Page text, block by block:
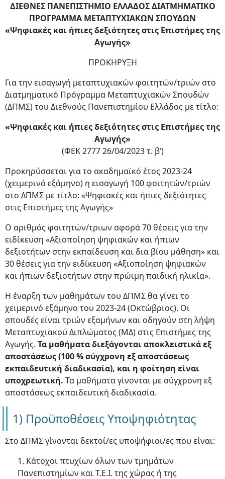
ΔΙΕΘΝΕΣ ΠΑΝΕΠΙΣΤΗΜΙΟ ΕΛΛΑΔΟΣ ΔΙΑΤΜΗΜΑΤΙΚΟ
ΠΡΟΓΡΑΜΜΑ ΜΕΤΑΠΤΥΧΙΑΚΩΝ ΣΠΟΥΔΩΝ
«Ψηφιακές και ήπιες δεξιότητες στις Επιστήμες της
Αγωγής»
ΠΡΟΚΗΡΥΞΗ
Για την εισαγωγή μεταπτυχιακών φοιτητών/τριών στο
Διατμηματικό Πρόγραμμα Μεταπτυχιακών Σπουδών
(ΔΠΜΣ) του Διεθνούς Πανεπιστημίου Ελλάδος με τίτλο:
«Ψηφιακές και ήπιες δεξιότητες στις Επιστήμες της
Αγωγής»
(ΦΕΚ 2777 26/04/2023 τ. β’)
Προκηρύσσεται για το ακαδημαϊκό έτος 2023-24
(χειμερινό εξάμηνο) η εισαγωγή 100 φοιτητών/τριών
στο ΔΠΜΣ με τίτλο: «Ψηφιακές και ήπιες δεξιότητες
στις Επιστήμες της Αγωγής»
Ο αριθμός φοιτητών/τριων αφορά 70 θέσεις για την
ειδίκευση «Αξιοποίηση ψηφιακών και ήπιων
δεξιοτήτων στην εκπαίδευση και δια βίου μάθηση» και
30 θέσεις για την ειδίκευση «Αξιοποίηση ψηφιακών
και ήπιων δεξιοτήτων στην πρώιμη παιδική ηλικία».
Η έναρξη των μαθημάτων του ΔΠΜΣ θα γίνει το
χειμερινό εξάμηνο του 2023-24 (Οκτώβριος). Οι
σπουδές είναι τριών εξαμήνων και οδηγούν στη λήψη
Μεταπτυχιακού Διπλώματος (ΜΔ) στις Επιστήμες της
Αγωγής. Τα μαθήματα διεξάγονται αποκλειστικά εξ
αποστάσεως (100 % σύγχρονη εξ αποστάσεως
εκπαιδευτική διαδικασία), και η φοίτηση είναι
υποχρεωτική. Τα μαθήματα γίνονται με σύγχρονη εξ
αποστάσεως εκπαιδευτική διαδικασία.
1) Προϋποθέσεις Υποψηφιότητας
Στο ΔΠΜΣ γίνονται δεκτοί/ες υποψήφιοι/ες που είναι:
1. Κάτοχοι πτυχίων όλων των τμημάτων
Πανεπιστημίων και Τ.Ε.Ι. της χώρας ή της